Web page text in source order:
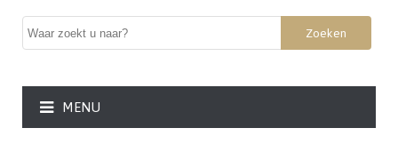
Zoeken
MENU